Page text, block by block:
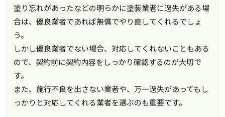
塗り忘れがあったなどの明らかに塗装業者に過失がある場
合は、優良業者であれば無償でやり直してくれるでしょ
う。
しかし優良業者でない場合、対応してくれないこともある
ので、契約前に契約内容をしっかり確認するのが大切で
す。
また、施行不良を出さない業者や、万一過失があってもし
っかりと対応してくれる業者を選ぶのも重要です。